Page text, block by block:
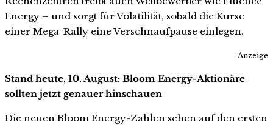
Energy – und sorgt für Volatilität, sobald die Kurse
einer Mega-Rally eine Verschnaufpause einlegen.
Anzeige
Stand heute, 10. August: Bloom Energy-Aktionäre
sollten jetzt genauer hinschauen
Die neuen Bloom Energy-Zahlen sehen auf den ersten